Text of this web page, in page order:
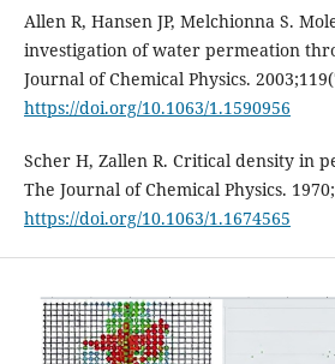
Allen R, Hansen JP, Melchionna S.
investigation of water permeation
Journal of Chemical Physics.
https://doi.org/10.1063/1.1590956
Scher H, Zallen R. Critical density in
The Journal of Chemical Physics.
https://doi.org/10.1063/1.1674565